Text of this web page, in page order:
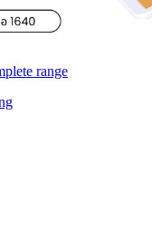
range